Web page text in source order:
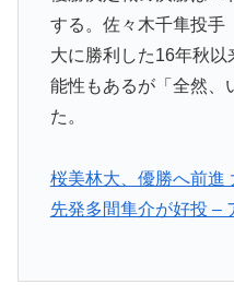
する。佐々木千隼投手
大に勝利した16年秋
能性もあるが「全然、
た。
桜美林大、優勝へ前進
先発多間隼介が好投 –